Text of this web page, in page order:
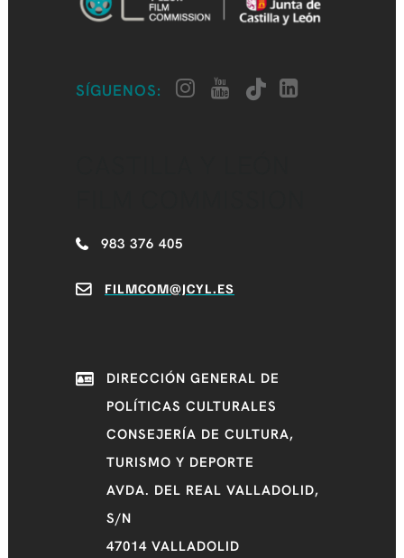
SÍGUENOS:
983 376 405
FILMCOM@JCYL.ES
DIRECCIÓN GENERAL DE
POLÍTICAS CULTURALES
CONSEJERÍA DE CULTURA,
TURISMO Y DEPORTE
AVDA. DEL REAL VALLADOLID,
S/N
47014 VALLADOLID